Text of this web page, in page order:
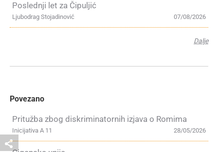
Poslednji let za Čipuljić
07/08/2026
Ljubodrag Stojadinović
Dalje
Povezano
Pritužba zbog diskriminatornih izjava o Romima
28/05/2026
Inicijativa A 11